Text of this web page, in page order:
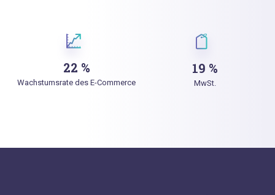
22 %
Wachstumsrate des E-Commerce
19 %
MwSt.